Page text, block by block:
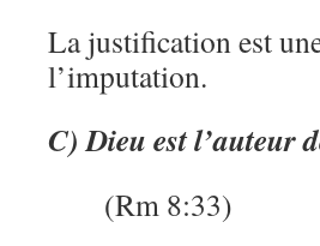
La justification est
l’imputation.
C) Dieu est l’auteur
(Rm 8:33)